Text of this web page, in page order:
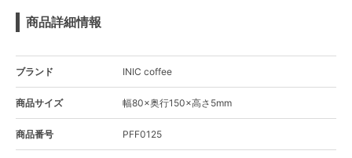
商品詳細情報
ブランド INIC coffee
商品サイズ 幅80×奥行150×高さ5mm
商品番号 PFF0125